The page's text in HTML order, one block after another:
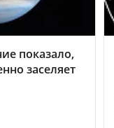
показало,
заселяет